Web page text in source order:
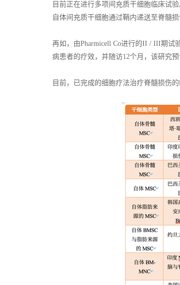
目前正在进行多项间充质干细胞临床试
自体间充质干细胞通过鞘内递送至脊髓
再如，由Pharmicell Co进行的II / III期试
病患者的疗效，并随访12个月，该研究预
目前，已完成的细胞疗法治疗脊髓损伤